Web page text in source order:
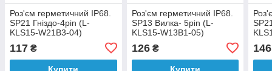
Роз'єм герметичний IP68.
SP21 Гніздо-4pin (L-
KLS15-W21B3-04)
117 ₴
Роз'єм герметичний IP68.
SP13 Вилка- 5pin (L-
KLS15-W13B1-05)
126₴ 146